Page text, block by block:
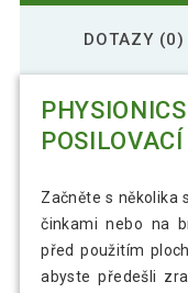
DOTAZY (0)
Začněte s několika
činkami nebo na
před použitím
abyste předešli